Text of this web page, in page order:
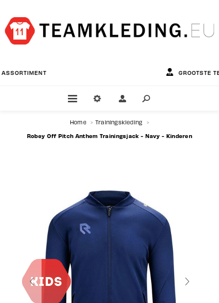
GROOTSTE TEAMWEAR SPECIALIST
Home > Trainingskleding >
Robey Off Pitch Anthem Trainingsjack - Navy - Kinderen